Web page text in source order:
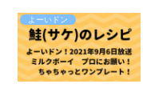
よーいドン